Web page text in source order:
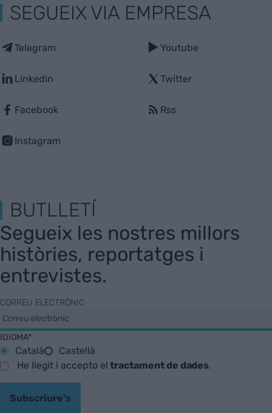
SEGUEIX VIA EMPRESA
Telegram
Linkedin
Facebook
Instagram
Youtube
Twitter
Rss
BUTLLETÍ
Segueix les nostres millors
històries, reportatges i
entrevistes.
CORREU ELECTRÒNIC
IDIOMA*
Català
Castellà
He llegit i accepto eltractament de dades.
Subscriure's